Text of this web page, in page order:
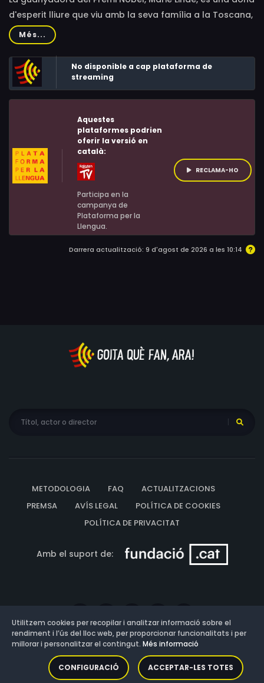
d'esperit lliure que viu amb la seva família a la Toscana,
i manté un"affaire"amb un jove egipci.
Més...
No disponible a cap plataforma de
streaming
Aquestes
plataformes podrien
oferir la versió en
català:
Participa en la
campanya de
Plataforma per la
Llengua.
RECLAMA-HO
Darrera actualització: 9 d'agost de 2026 a les 10:14
METODOLOGIA FAQ
ACTUALITZACIONS
PREMSA
AVÍS LEGAL
POLÍTICA DE COOKIES
POLÍTICA DE PRIVACITAT
Amb el suport de:
Versió: 3.13.0.202607011342
Utilitzem cookies per recopilar i analitzar informació sobre el
rendiment i l’ús del lloc web, per proporcionar funcionalitats i per
millorar i personalitzar el contingut. Més informació
CONFIGURACIÓ ACCEPTAR-LES TOTES